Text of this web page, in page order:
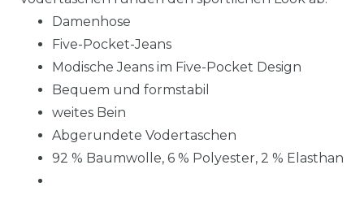
Damenhose
Five-Pocket-Jeans
Modische Jeans im Five-Pocket Design
Bequem und formstabil
weites Bein
Abgerundete Vodertaschen
92 % Baumwolle, 6 % Polyester, 2 % Elasthan